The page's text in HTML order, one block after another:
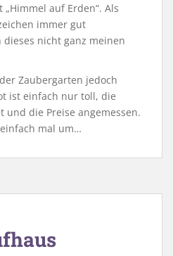
auf Erden“. Als
immer gut
nicht ganz meinen
Zaubergarten jedoch
ist einfach nur toll, die
und die Preise angemessen.
mal um…